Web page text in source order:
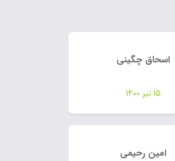
اسحاق چگینی
15 تیر 1400
امین رحیمی